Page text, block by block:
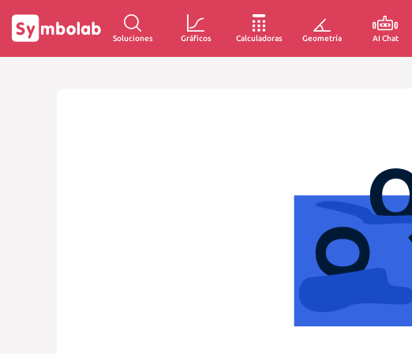
Soluciones Gráficos Calculadoras Geometría AI Chat